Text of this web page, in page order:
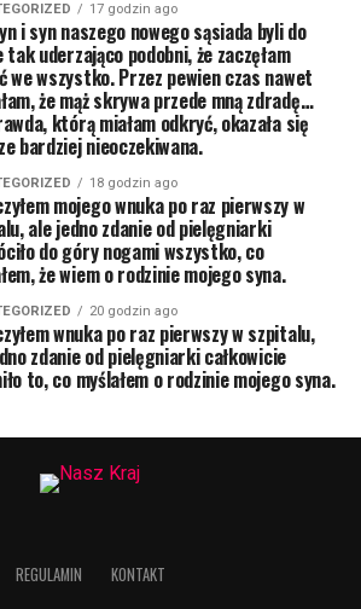
17 godzin ago
i syn naszego nowego sąsiada byli do
tak uderzająco podobni, że zaczęłam
we wszystko. Przez pewien czas nawet
że mąż skrywa przede mną zdradę…
którą miałam odkryć, okazała się
bardziej nieoczekiwana.
18 godzin ago
mojego wnuka po raz pierwszy w
ale jedno zdanie od pielęgniarki
do góry nogami wszystko, co
że wiem o rodzinie mojego syna.
20 godzin ago
wnuka po raz pierwszy w szpitalu,
zdanie od pielęgniarki całkowicie
to, co myślałem o rodzinie mojego syna.
REGULAMIN KONTAKT